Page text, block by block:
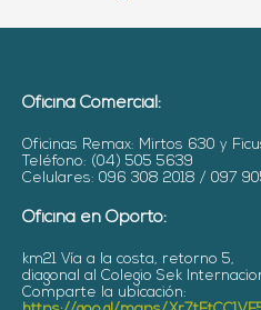
Oficina Comercial:
Oficinas Remax: Mirtos 630 y
Teléfono: (04) 505 5639
Celulares: 096 308 2018 / 097
Oficina en Oporto:
km21 Vía a la costa, retorno 5,
diagonal al Colegio Sek
Comparte la ubicación: